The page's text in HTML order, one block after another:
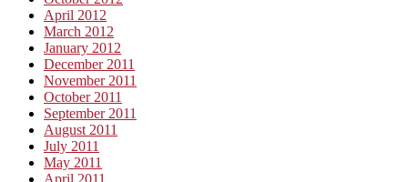
April 2012
March 2012
January 2012
December 2011
November 2011
October 2011
September 2011
August 2011
July 2011
May 2011
April 2011